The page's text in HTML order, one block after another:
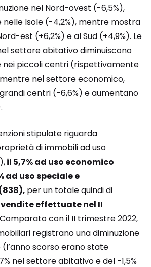
nel Nord-ovest (-6,5%),
nelle Isole (-4,2%), mentre mostra
est (+6,2%) e al Sud (+4,9%). Le
settore abitativo diminuiscono
nei piccoli centri (rispettivamente
mentre nel settore economico,
centri (-6,6%) e aumentano
stipulate riguarda
di immobili ad uso
il 5,7% ad uso economico
ad uso speciale e
per un totale quindi di
effettuate nel II
Comparato con il II trimestre 2022,
registrano una diminuzione
(l’anno scorso erano state
nel settore abitativo e del -1,5%